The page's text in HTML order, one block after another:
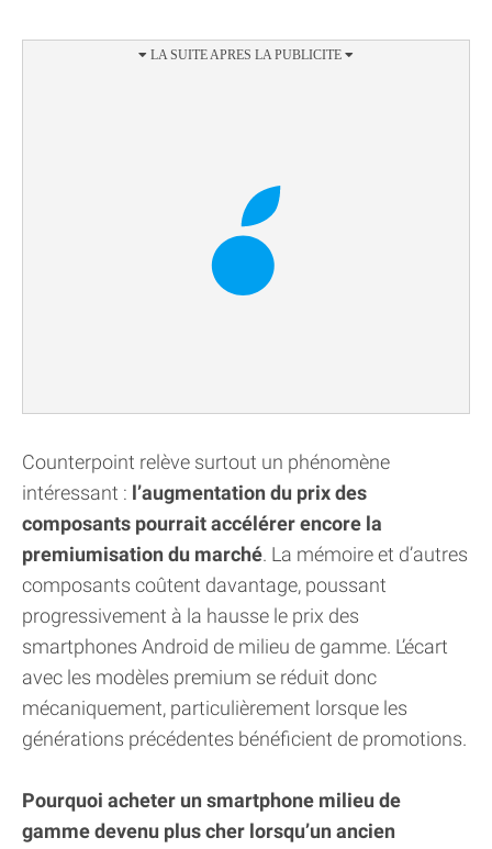
Counterpoint relève surtout un phénomène
intéressant : l’augmentation du prix des
composants pourrait accélérer encore la
premiumisation du marché. La mémoire et d’autres
composants coûtent davantage, poussant
progressivement à la hausse le prix des
smartphones Android de milieu de gamme. L’écart
avec les modèles premium se réduit donc
mécaniquement, particulièrement lorsque les
générations précédentes bénéficient de promotions.
Pourquoi acheter un smartphone milieu de
gamme devenu plus cher lorsqu’un ancien